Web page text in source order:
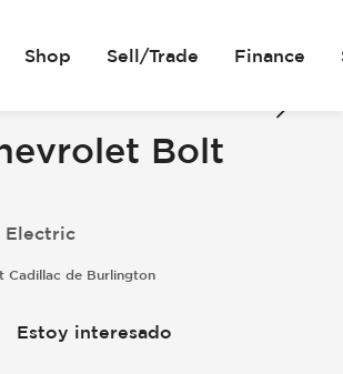
Shop Sell/Trade Finance
Bolt
Electric
Cadillac de Burlington
Estoy interesado